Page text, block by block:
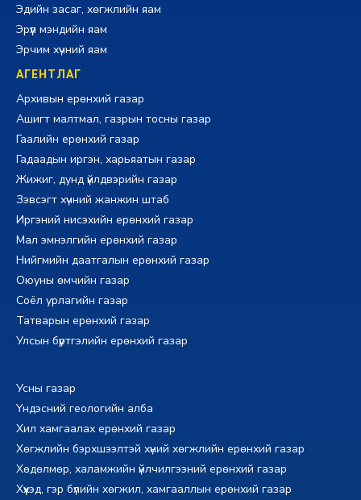
Эдийн засаг, хөгжлийн яам
Эрүүл мэндийн яам
Эрчим хүчний яам
АГЕНТЛАГ
Архивын ерөнхий газар
Ашигт малтмал, газрын тосны газар
Гаалийн ерөнхий газар
Гадаадын иргэн, харьяатын газар
Жижиг, дунд үйлдвэрийн газар
Зэвсэгт хүчний жанжин штаб
Иргэний нисэхийн ерөнхий газар
Мал эмнэлгийн ерөнхий газар
Нийгмийн даатгалын ерөнхий газар
Оюуны өмчийн газар
Соёл урлагийн газар
Татварын ерөнхий газар
Улсын бүртгэлийн ерөнхий газар
Усны газар
Үндэсний геологийн алба
Хил хамгаалах ерөнхий газар
Хөгжлийн бэрхшээлтэй хүний хөгжлийн ерөнхий газар
Хөдөлмөр, халамжийн үйлчилгээний ерөнхий газар
Хүүхэд, гэр бүлийн хөгжил, хамгааллын ерөнхий газар